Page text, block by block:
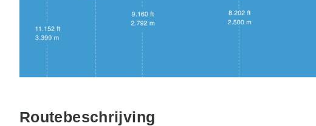
Routebeschrijving